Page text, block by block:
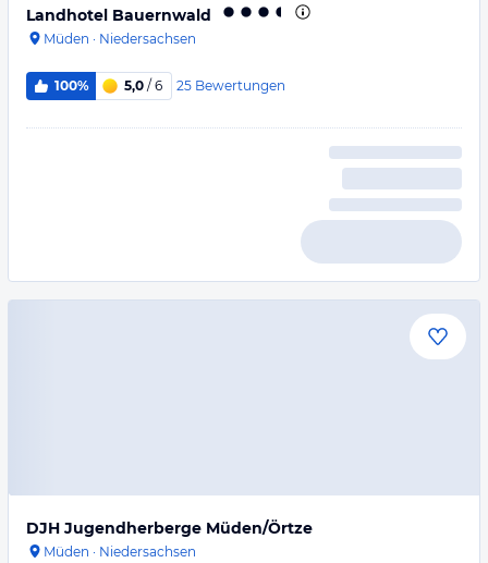
Landhotel Bauernwald
Müden · Niedersachsen
100% 5,0 / 6 25 Bewertungen
DJH Jugendherberge Müden/Örtze
Müden · Niedersachsen